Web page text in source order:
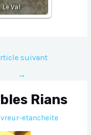
Le Val
suivant
→
Rians
etancheite